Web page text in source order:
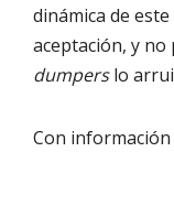
dinámica de
aceptación, y no
dumperslo
Con información